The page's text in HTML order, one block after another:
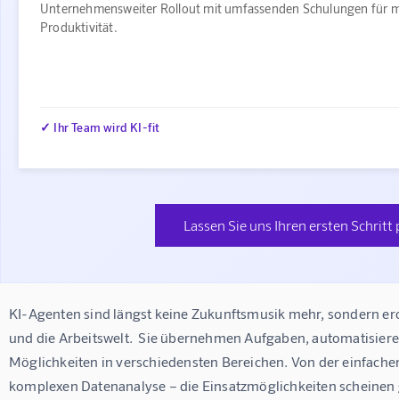
Unternehmensweiter Rollout mit umfassenden Schulungen für
Produktivität.
✓ Ihr Team wird KI-fit
Lassen Sie uns Ihren ersten Schritt
KI-Agenten sind längst keine Zukunftsmusik mehr, sondern
und die Arbeitswelt.  Sie übernehmen Aufgaben,
Möglichkeiten in verschiedensten Bereichen. Von der
komplexen Datenanalyse – die Einsatzmöglichkeiten